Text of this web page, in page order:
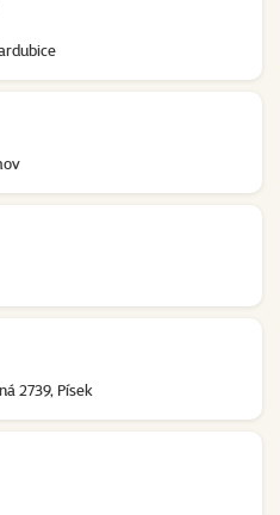
2739, Písek